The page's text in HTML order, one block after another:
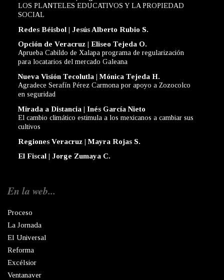
LOS PLANTELES EDUCATIVOS Y LA PROPIEDAD
SOCIAL
Redes Béisbol | Jesús Alberto Rubio S.
Opción de Veracruz | Eliseo Tejeda O.
Aprueba Cabildo de Xalapa programa de regularización
para locatarios del mercado Galeana
Nueva Visión Tecolutla | Mónica Tejeda H.
Agradece Serafín Pérez Carmona por apoyo a Zozocolco
en seguridad
Mirada a Distancia | Inés García Nieto
El cambio climático estimula a los mexicanos a cambiar sus
cultivos
Regiones Veracruz | Mayra Rojas S.
El Fiscal | Jorge Zumaya C.
En la web...
Proceso
La Jornada
El Universal
Reforma
Excélsior
Ventanaver